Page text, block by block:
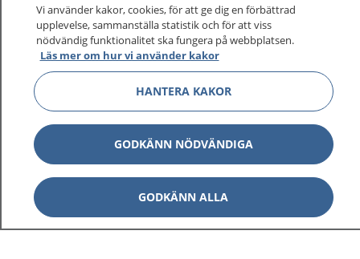
Vi använder kakor, cookies, för att ge dig en förbättrad
upplevelse, sammanställa statistik och för att viss
nödvändig funktionalitet ska fungera på webbplatsen.
Läs mer om hur vi använder kakor
HANTERA KAKOR
GODKÄNN NÖDVÄNDIGA
GODKÄNN ALLA